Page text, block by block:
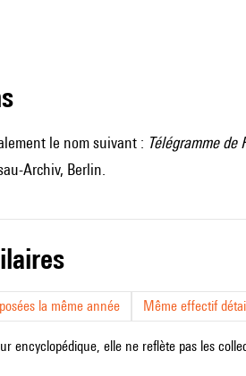
le nom suivant : Télégramme de
Archiv, Berlin.
la même année Même effectif
encyclopédique, elle ne reflète pas les